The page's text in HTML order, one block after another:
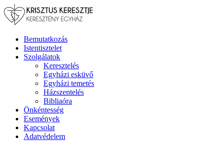
Bemutatkozás
Istentisztelet
Szolgálatok
Keresztelés
Egyházi esküvő
Egyházi temetés
Házszentelés
Bibliaóra
Önkéntesség
Események
Kapcsolat
Adatvédelem